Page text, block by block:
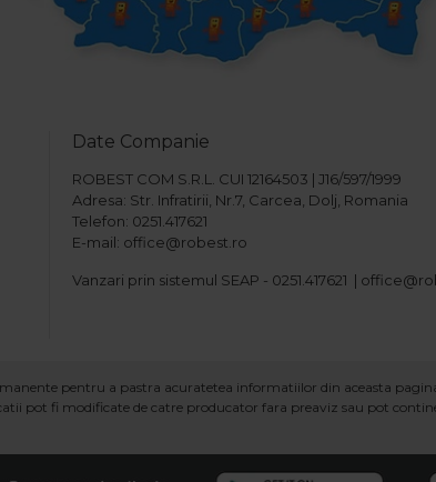
Date Companie
ROBEST COM S.R.L. CUI 12164503 | J16/597/1999
Adresa: Str. Infratirii, Nr.7, Carcea, Dolj, Romania
Telefon: 0251.417621
E-mail: office@robest.ro
Vanzari prin sistemul SEAP - 0251.417621 |
pentru a pastra acuratetea informatiilor din aceasta
pot fi modificate de catre producator fara preaviz sau pot